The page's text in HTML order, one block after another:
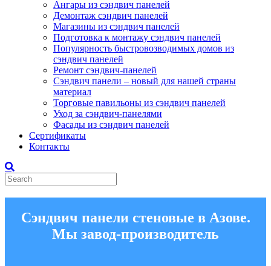
Ангары из сэндвич панелей
Демонтаж сэндвич панелей
Магазины из сэндвич панелей
Подготовка к монтажу сэндвич панелей
Популярность быстровозводимых домов из
сэндвич панелей
Ремонт сэндвич-панелей
Сэндвич панели – новый для нашей страны
материал
Торговые павильоны из сэндвич панелей
Уход за сэндвич-панелями
Фасады из сэндвич панелей
Сертификаты
Контакты
Сэндвич панели стеновые в Азове.
Мы завод-производитель